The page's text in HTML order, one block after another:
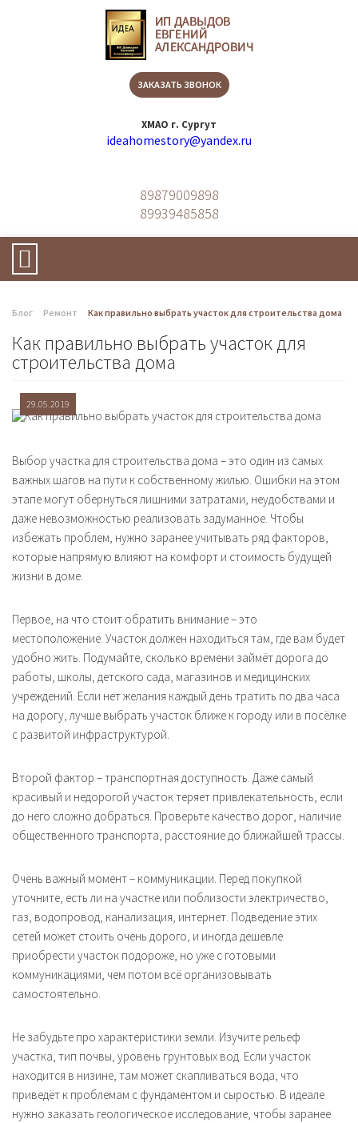
ЗАКАЗАТЬ ЗВОНОК
ХМАО г. Сургут
ideahomestory@yandex.ru
89879009898
89939485858
Блог Ремонт Как правильно выбрать участок для строительства дома
Как правильно выбрать участок для
строительства дома
29.05.2019
Выбор участка для строительства дома – это один из самых
важных шагов на пути к собственному жилью. Ошибки на этом
этапе могут обернуться лишними затратами, неудобствами и
даже невозможностью реализовать задуманное. Чтобы
избежать проблем, нужно заранее учитывать ряд факторов,
которые напрямую влияют на комфорт и стоимость будущей
жизни в доме.
Первое, на что стоит обратить внимание – это
местоположение. Участок должен находиться там, где вам будет
удобно жить. Подумайте, сколько времени займёт дорога до
работы, школы, детского сада, магазинов и медицинских
учреждений. Если нет желания каждый день тратить по два часа
на дорогу, лучше выбрать участок ближе к городу или в посёлке
с развитой инфраструктурой.
Второй фактор – транспортная доступность. Даже самый
красивый и недорогой участок теряет привлекательность, если
до него сложно добраться. Проверьте качество дорог, наличие
общественного транспорта, расстояние до ближайшей трассы.
Очень важный момент – коммуникации. Перед покупкой
уточните, есть ли на участке или поблизости электричество,
газ, водопровод, канализация, интернет. Подведение этих
сетей может стоить очень дорого, и иногда дешевле
приобрести участок подороже, но уже с готовыми
коммуникациями, чем потом всё организовывать
самостоятельно.
Не забудьте про характеристики земли. Изучите рельеф
участка, тип почвы, уровень грунтовых вод. Если участок
находится в низине, там может скапливаться вода, что
приведёт к проблемам с фундаментом и сыростью. В идеале
нужно заказать геологическое исследование, чтобы заранее